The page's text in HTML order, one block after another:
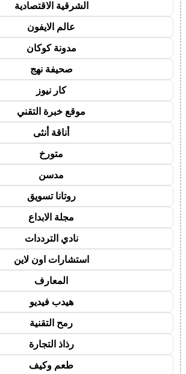
الشرقية الاقتصادية
عالم الايفون
مدونة كوكان
صحيفة نهج
كار نيوز
موقع خبرة التقني
أناقة أنثى
متورخ
مدسن
روتانا تسويق
مجلة الابداع
نادي الترددات
استشارات اون لاين
المعارف
هيدب فيديو
رمح التقنية
رذاذ التجارة
طعم وكيف